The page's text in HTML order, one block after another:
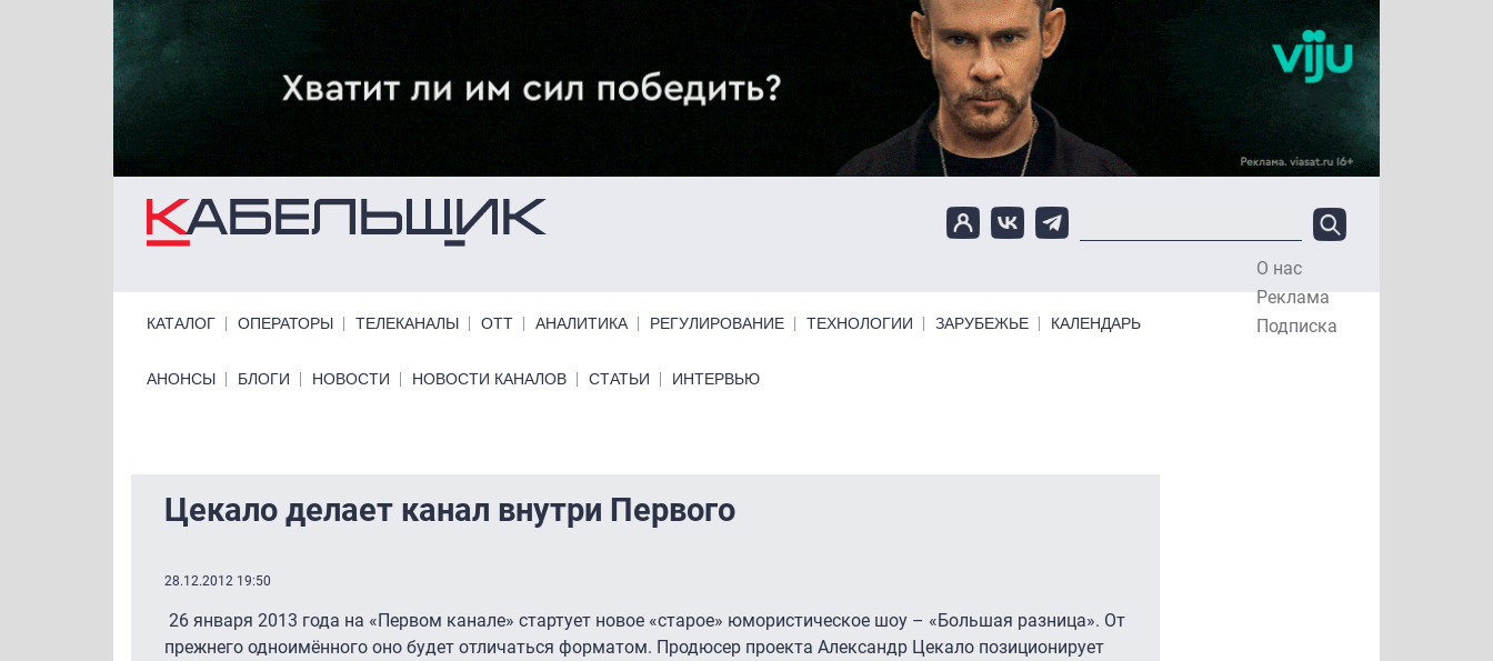
Перейти к основному содержанию
О нас
Реклама
Подписка
КАТАЛОГ ОПЕРАТОРЫ ТЕЛЕКАНАЛЫ ОТТ АНАЛИТИКА РЕГУЛИРОВАНИЕ ТЕХНОЛОГИИ ЗАРУБЕЖЬЕ КАЛЕНДАРЬ
Primary links bottom
АНОНСЫ БЛОГИ НОВОСТИ НОВОСТИ КАНАЛОВ СТАТЬИ ИНТЕРВЬЮ
Цекало делает канал внутри Первого
28.12.2012 19:50
26 января 2013 года на «Первом канале» стартует новое «старое» юмористическое шоу – «Большая разница». От
прежнего одноимённого оно будет отличаться форматом. Продюсер проекта Александр Цекало позиционирует